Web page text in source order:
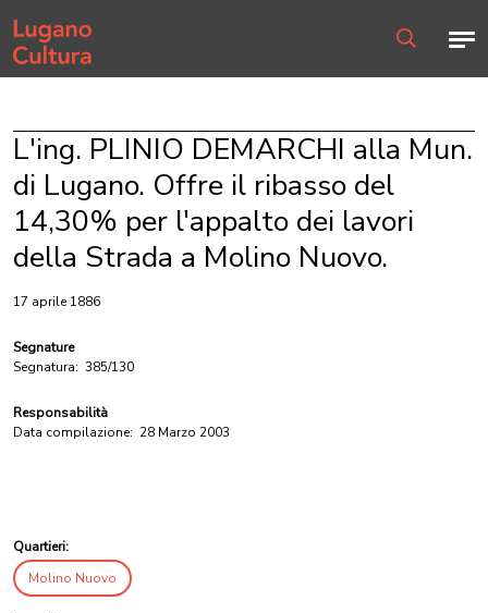
Home page
L'ing. PLINIO DEMARCHI alla Mun.
di Lugano. Offre il ribasso del
14,30% per l'appalto dei lavori
della Strada a Molino Nuovo.
17 aprile 1886
Segnature
Segnatura: 385/130
Responsabilità
Data compilazione: 28 Marzo 2003
Quartieri:
Molino Nuovo